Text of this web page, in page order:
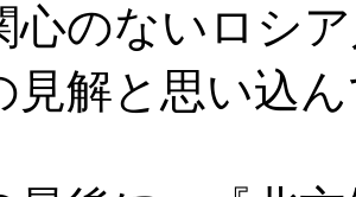
心のないロシ
見解と思い込